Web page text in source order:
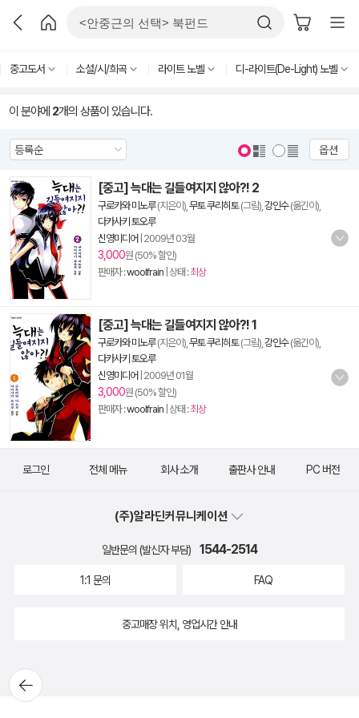
중고도서 소설/시/희곡 라이트 노벨 디-라이트(De-Light) 노벨
이 분야에 2개의 상품이 있습니다.
옵션
[중고] 늑대는 길들여지지 않아?! 2
구로카와 미노루(지은이), 무토 쿠리히토(그림), 강인수(옮긴이),
다카사키 토오루
신영미디어 2009년 03월
3,000원 (50% 할인)
판매자 :woolfrain | 상태 :최상
[중고] 늑대는 길들여지지 않아?! 1
구로카와 미노루(지은이), 무토 쿠리히토(그림), 강인수(옮긴이),
다카사키 토오루
신영미디어 2009년 01월
3,000원 (50% 할인)
판매자 :woolfrain | 상태 :최상
뒤로가
기
로그인 전체 메뉴 회사 소개 출판사 안내 PC 버전
(주)알라딘커뮤니케이션
일반문의 (발신자 부담) 1544-2514
1:1 문의 FAQ
중고매장 위치, 영업시간 안내